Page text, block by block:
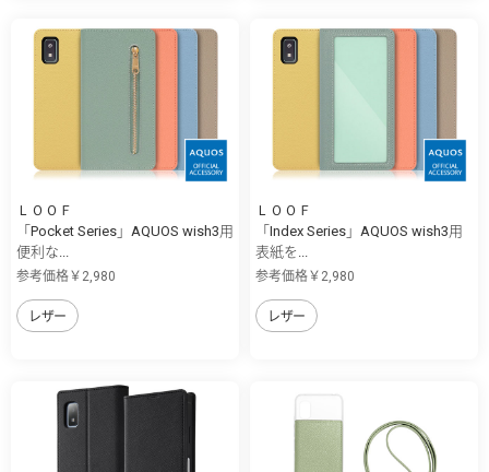
ＬＯＯＦ
「Pocket Series」AQUOS wish3用
便利な...
参考価格￥2,980
レザー
ＬＯＯＦ
「Index Series」AQUOS wish3用
表紙を...
参考価格￥2,980
レザー